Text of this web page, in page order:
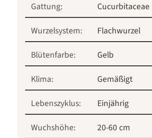
Gattung:
Cucurbitaceae
Wurzelsystem:
Flachwurzel
Blütenfarbe:
Gelb
Klima:
Gemäßigt
Lebenszyklus:
Einjährig
Wuchshöhe:
20-60 cm